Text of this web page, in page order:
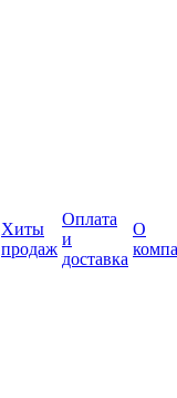
Хиты
продаж
Оплата
и
доставка
О